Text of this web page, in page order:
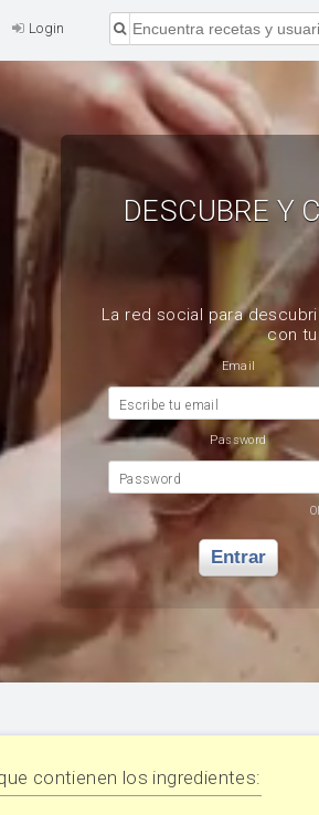
Login
DESCUBRE Y
La red social para
con
Email
Escribe tu email
Password
Password
Entrar
contienen los ingredientes: